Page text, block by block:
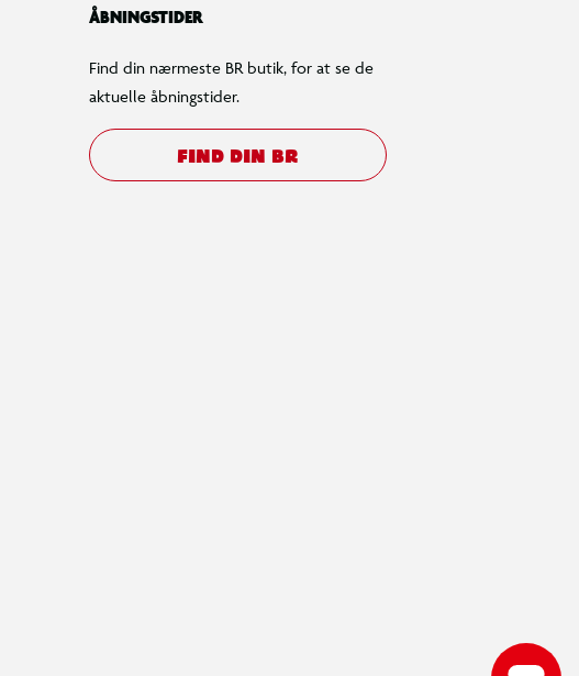
ÅBNINGSTIDER
Find din nærmeste BR butik, for at se de
aktuelle åbningstider.
FIND DIN BR